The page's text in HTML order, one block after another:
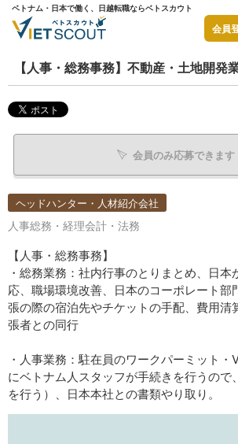
ベトナム・日本で働く、日越転職ならベトスカウト
会員
【人事・総務事務】不動産・土地開発
会員のみ応募できます
ヘッドハンター・人材紹介会社
人事総務・経理会計・法務
【人事・総務事務】
・総務業務：社内行事のとりまとめ、日本
応、職場環境改善、日本のコーポレート部
張の際の宿泊先やチケットの手配、費用清
張者との同行
・人事業務：駐在員のワークパーミット・
にベトナム人スタッフが手続きを行うので
を行う）、日本本社との書類やり取り。